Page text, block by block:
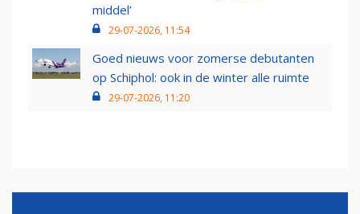
middel’
29-07-2026, 11:54
Goed nieuws voor zomerse debutanten
op Schiphol: ook in de winter alle ruimte
29-07-2026, 11:20